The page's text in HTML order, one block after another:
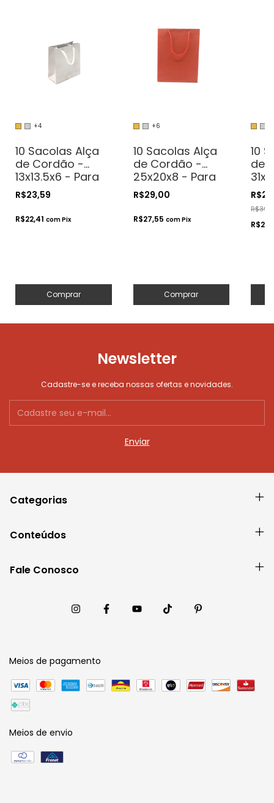
+4
10 Sacolas Alça
de Cordão -
13x13.5x6 - Para
Presentes.
Cosméticos ou
Artesanatos
R$23,59
R$22,41 comPix
Comprar
+6
10 Sacolas Alça
de Cordão -
25x20x8 - Para
Presentes.
Cosméticos ou
Artesanatos
R$29,00
R$27,55 comPix
Comprar
10
de
Newsletter
Cadastre-se e receba nossas ofertas e novidades.
Categorias
Conteúdos
Fale Conosco
Meios de pagamento
Meios de envio